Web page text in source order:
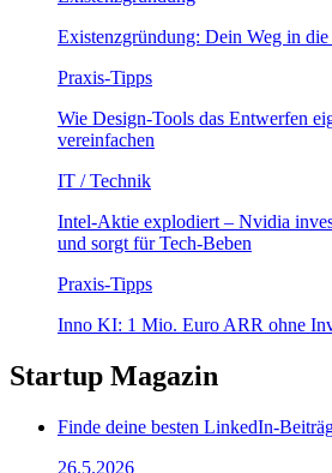
Existenzgründung: Dein Weg in die
Praxis-Tipps
Wie Design-Tools das Entwerfen
vereinfachen
IT / Technik
Intel-Aktie explodiert – Nvidia
und sorgt für Tech-Beben
Praxis-Tipps
Inno KI: 1 Mio. Euro ARR ohne
Startup Magazin
Finde deine besten LinkedIn-
26.5.2026